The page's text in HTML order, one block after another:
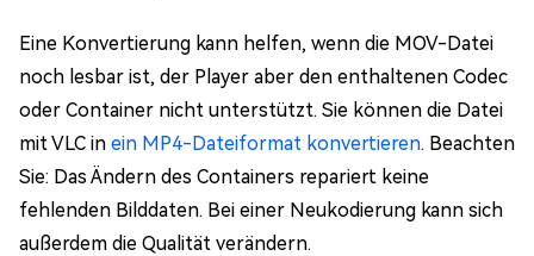
Eine Konvertierung kann helfen, wenn die MOV-Datei
noch lesbar ist, der Player aber den enthaltenen Codec
oder Container nicht unterstützt. Sie können die Datei
mit VLC in ein MP4-Dateiformat konvertieren. Beachten
Sie: Das Ändern des Containers repariert keine
fehlenden Bilddaten. Bei einer Neukodierung kann sich
außerdem die Qualität verändern.